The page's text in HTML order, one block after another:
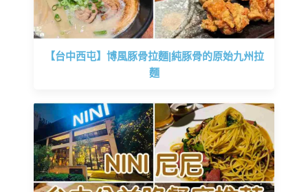
【台中西屯】博風豚骨拉麵|純豚骨的原始九州拉
麵